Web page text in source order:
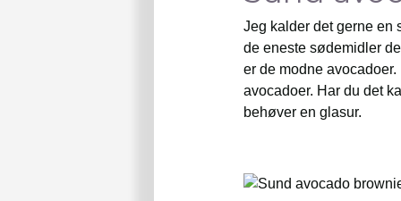
Jeg kalder det gerne en
de eneste sødemidler
er de modne
avocadoer. Har du det
behøver en glasur.